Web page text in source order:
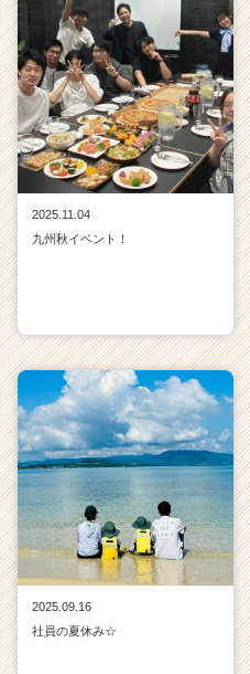
2025.11.04
九州秋イベント！
2025.09.16
社員の夏休み☆